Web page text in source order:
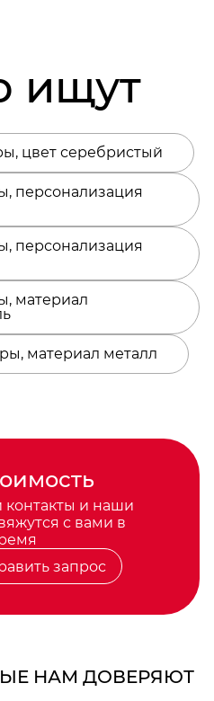
ищут
цвет серебристый
персонализация
персонализация
материал
материал металл
контакты и наши
с вами в
запрос
НАМ ДОВЕРЯЮТ